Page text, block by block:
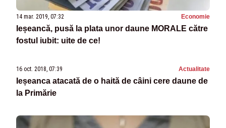
14 mar. 2019, 07:32 Economie
Ieșeancă, pusă la plata unor daune MORALE către
fostul iubit: uite de ce!
16 oct. 2018, 07:39 Actualitate
Ieșeanca atacată de o haită de câini cere daune de
la Primărie